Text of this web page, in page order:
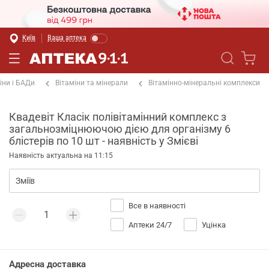
Київ Ваша аптека
і БАДи Вітаміни та мінерали Вітамінно-мінеральні комплекси
Квадевіт Класік полівітамінний комплекс з
загальнозміцнюючою дією для організму 6
блістерів по 10 шт - наявність у Змієві
Наявність актуальна на 11:15
Все в наявності
Аптеки 24/7 Уцінка
Адресна доставка